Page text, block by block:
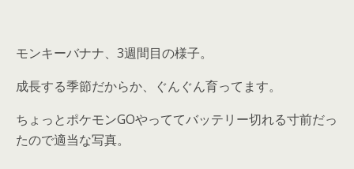
モンキーバナナ、3週間目の様子。
成長する季節だからか、ぐんぐん育ってます。
ちょっとポケモンGOやっててバッテリー切れる寸前だっ
たので適当な写真。